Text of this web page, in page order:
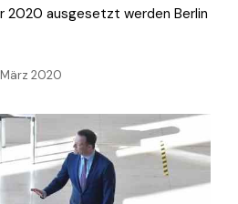
2020 ausgesetzt werden Berlin
2020